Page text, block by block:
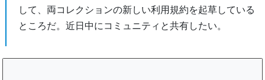
して、両コレクションの新しい利用規約を起草している
ところだ。近日中にコミュニティと共有したい。